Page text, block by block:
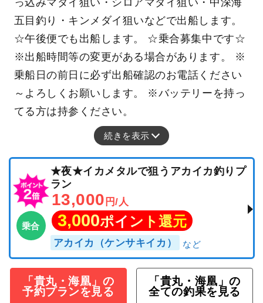
っ込みマダイ狙い・シロアマダイ狙い・中深海
五目釣り・キンメダイ狙いなどで出船します。
☆午後便でも出船します。 ☆乗合募集中です☆
※出船時間等の変更がある場合があります。 ※
乗船日の前日に必ず出船確認のお電話ください
～よろしくお願いします。 ※バッテリーを持っ
てる方は持参ください。
続きを表示
乗合
★夜★イカメタルで狙うアカイカ釣りプ
ラン
13,000 円/人
3,000ポイント還元
アカイカ（ケンサキイカ）
「貴丸・海凰」の
予約プランを見る
「貴丸・海凰」の
全ての釣果を見る